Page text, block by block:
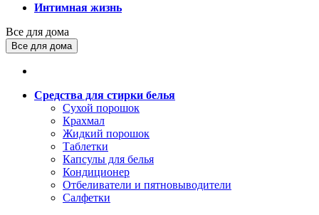
Интимная жизнь
Все для дома
Все для дома
Средства для стирки белья
Сухой порошок
Крахмал
Жидкий порошок
Таблетки
Капсулы для белья
Кондиционер
Отбеливатели и пятновыводители
Салфетки